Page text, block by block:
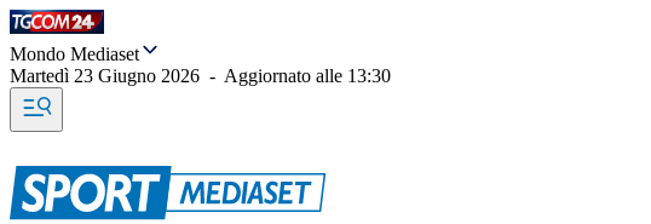
Mondo Mediaset
Martedì 23 Giugno 2026 - Aggiornato alle 13:30